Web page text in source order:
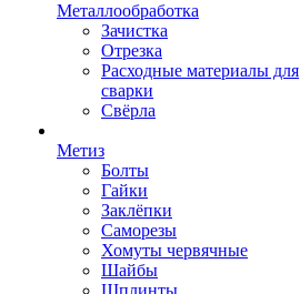
Металлообработка
Зачистка
Отрезка
Расходные материалы для
сварки
Свёрла
Метиз
Болты
Гайки
Заклёпки
Саморезы
Хомуты червячные
Шайбы
Шплинты